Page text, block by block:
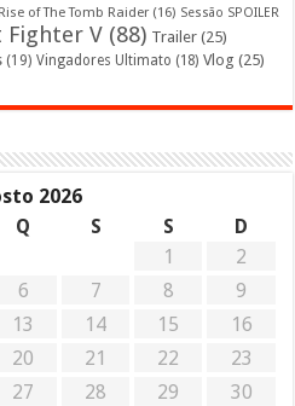
Rise of The Tomb Raider (16) Sessão SPOILER
Fighter V (88) Trailer (25)
(19) Vingadores Ultimato (18) Vlog (25)
2026
Q S S
D
1
2
6 7 8
9
13 14 15
16
20 21 22
23
27 28 29
30